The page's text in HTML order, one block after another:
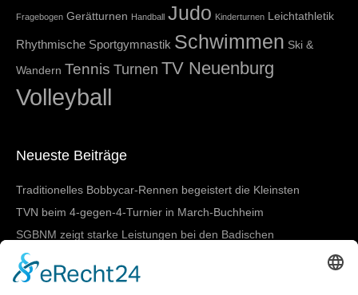
Fragebogen Gerätturnen Handball Judo Kinderturnen Leichtathletik
Rhythmische Sportgymnastik Schwimmen Ski &
Wandern Tennis Turnen TV Neuenburg
Volleyball
Neueste Beiträge
Traditionelles Bobbycar-Rennen begeistert die Kleinsten
TVN beim 4-gegen-4-Turnier in March-Buchheim
SGBNM zeigt starke Leistungen bei den Badischen
Meisterschaften in Lörrach
Damen I mit nächstem Heimtestspiel